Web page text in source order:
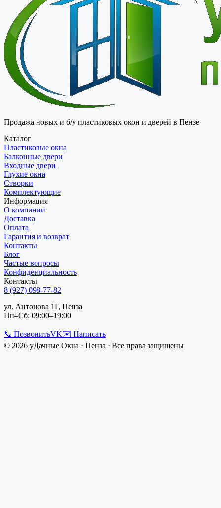
Продажа новых и б/у пластиковых окон и дверей в Пензе
Каталог
Пластиковые окна
Балконные двери
Входные двери
Глухие окна
Створки
Комплектующие
Информация
О компании
Доставка
Оплата
Гарантия и возврат
Контакты
Блог
Частые вопросы
Конфиденциальность
Контакты
8 (927) 098-77-82
ул. Антонова 1Г, Пенза
Пн–Сб: 09:00–19:00
📞 ПозвонитьVK✉️ Написать
© 2026 уДачные Окна · Пенза · Все права защищены